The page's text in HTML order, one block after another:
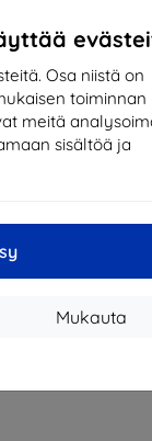
Osa niistä on
toiminnan
meitä
sisältöä ja
Mukauta